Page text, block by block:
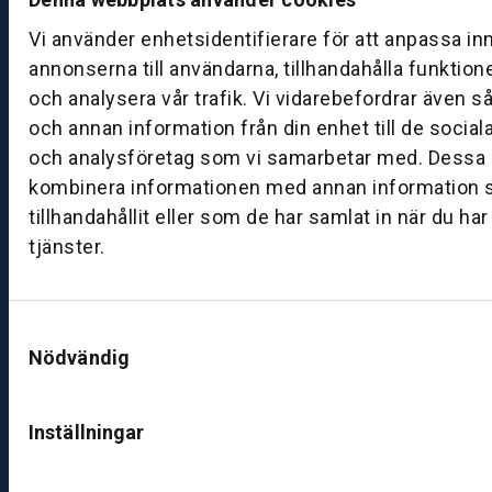
Vi använder enhetsidentifierare för att anpassa
annonserna till användarna, tillhandahålla
och analysera vår trafik. Vi vidarebefordrar även
och annan information från din enhet till de
och analysföretag som vi samarbetar med. Dessa
kombinera informationen med annan information
tillhandahållit eller som de har samlat in när du
tjänster.
Nödvändig
Inställningar
a
g:
0
0
–
1
7:
0
ut